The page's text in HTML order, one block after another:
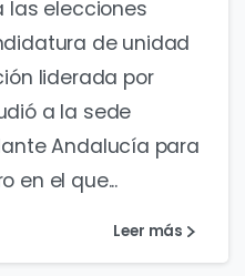
las elecciones
de unidad
liderada por
a la sede
Andalucía para
en el que...
Leer más